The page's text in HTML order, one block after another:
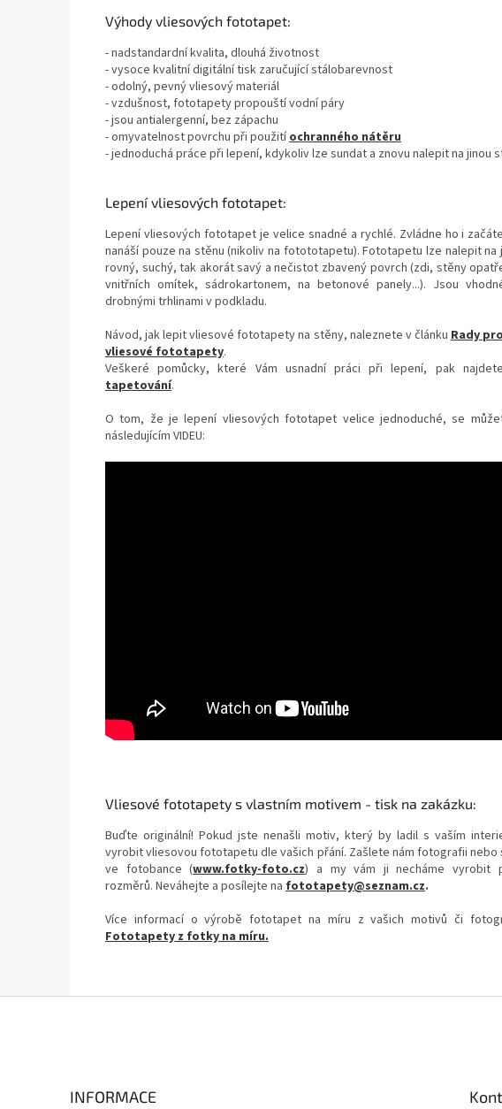
Výhody vliesových fototapet:
- nadstandardní kvalita, dlouhá životnost
- vysoce kvalitní digitální tisk zaručující stálobarevnost
- odolný, pevný vliesový materiál
- vzdušnost, fototapety propouští vodní páry
- jsou antialergenní, bez zápachu
- omyvatelnost povrchu při použitíochranného nátěru
- jednoduchá práce při lepení, kdykoliv lze sundat a znovu nalepit na jinou
Lepení vliesových fototapet:
Lepení vliesových fototapet je velice snadné a rychlé. Zvládne ho i
nanáší pouze na stěnu (nikoliv na fotototapetu). Fototapetu lze nalepit na
rovný, suchý, tak akorát savý a nečistot zbavený povrch (zdi, stěny
vnitřních omítek, sádrokartonem, na betonové panely...). Jsou
drobnými trhlinami v podkladu.
Návod, jak lepit vliesové fototapety na stěny, naleznete v článku Rady
vliesové fototapety.
Veškeré pomůcky, které Vám usnadní práci při lepení, pak
tapetování.
O tom, že je lepení vliesových fototapet velice jednoduché, se
následujícím VIDEU:
Vliesové fototapety s vlastním motivem - tisk na zakázku:
Buďte originální! Pokud jste nenašli motiv, který by ladil s vaším
vyrobit vliesovou fototapetu dle vašich přání. Zašlete nám fotografii
ve fotobance (www.fotky-foto.cz) a my vám ji necháme vyrobit
rozměrů. Neváhejte a posílejte na fototapety@seznam.cz.
Více informací o výrobě fototapet na míru z vašich motivů či
Fototapety z fotky na míru.
INFORMACE